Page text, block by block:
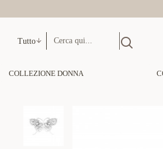
Tutto
COLLEZIONE DONNA